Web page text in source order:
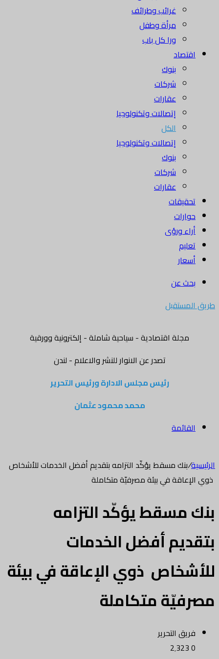
غرائب وطرائف
مرأة وطفل
ورا كل باب
اقتصاد
بنوك
شركات
عقارات
إتصالات وتكنولوجيا
الكل
إتصالات وتكنولوجيا
بنوك
شركات
عقارات
تحقيقات
حوارات
أراء ورؤى
تعليم
أسعار
بحث عن
طريق المستقبل
مجلة اقتصادية - سياحية شاملة - إلكترونية وورقية
تصدر عن الانوار للنشر والاعلام - لندن
رئيس مجلس الادارة ورئيس التحرير
محمد محمود عثمان
القائمة
الرئيسية/بنك مسقط يؤكّد التزامه بتقديم أفضل الخدمات للأشخاص
ذوي الإعاقة في بيئة مصرفيّة متكاملة
بنك مسقط يؤكّد التزامه
بتقديم أفضل الخدمات
للأشخاص ذوي الإعاقة في بيئة
مصرفيّة متكاملة
فريق التحرير
0